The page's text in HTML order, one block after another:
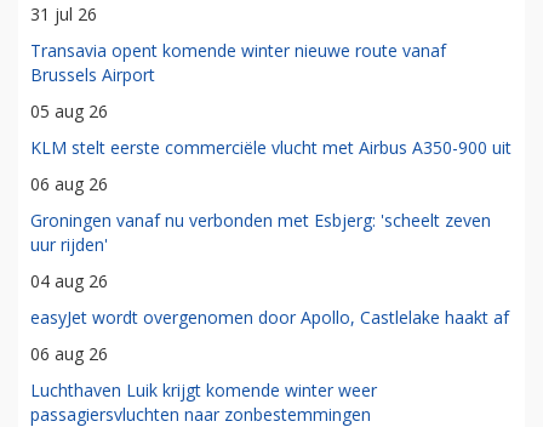
31 jul 26
Transavia opent komende winter nieuwe route vanaf
Brussels Airport
05 aug 26
KLM stelt eerste commerciële vlucht met Airbus A350-900 uit
06 aug 26
Groningen vanaf nu verbonden met Esbjerg: 'scheelt zeven
uur rijden'
04 aug 26
easyJet wordt overgenomen door Apollo, Castlelake haakt af
06 aug 26
Luchthaven Luik krijgt komende winter weer
passagiersvluchten naar zonbestemmingen